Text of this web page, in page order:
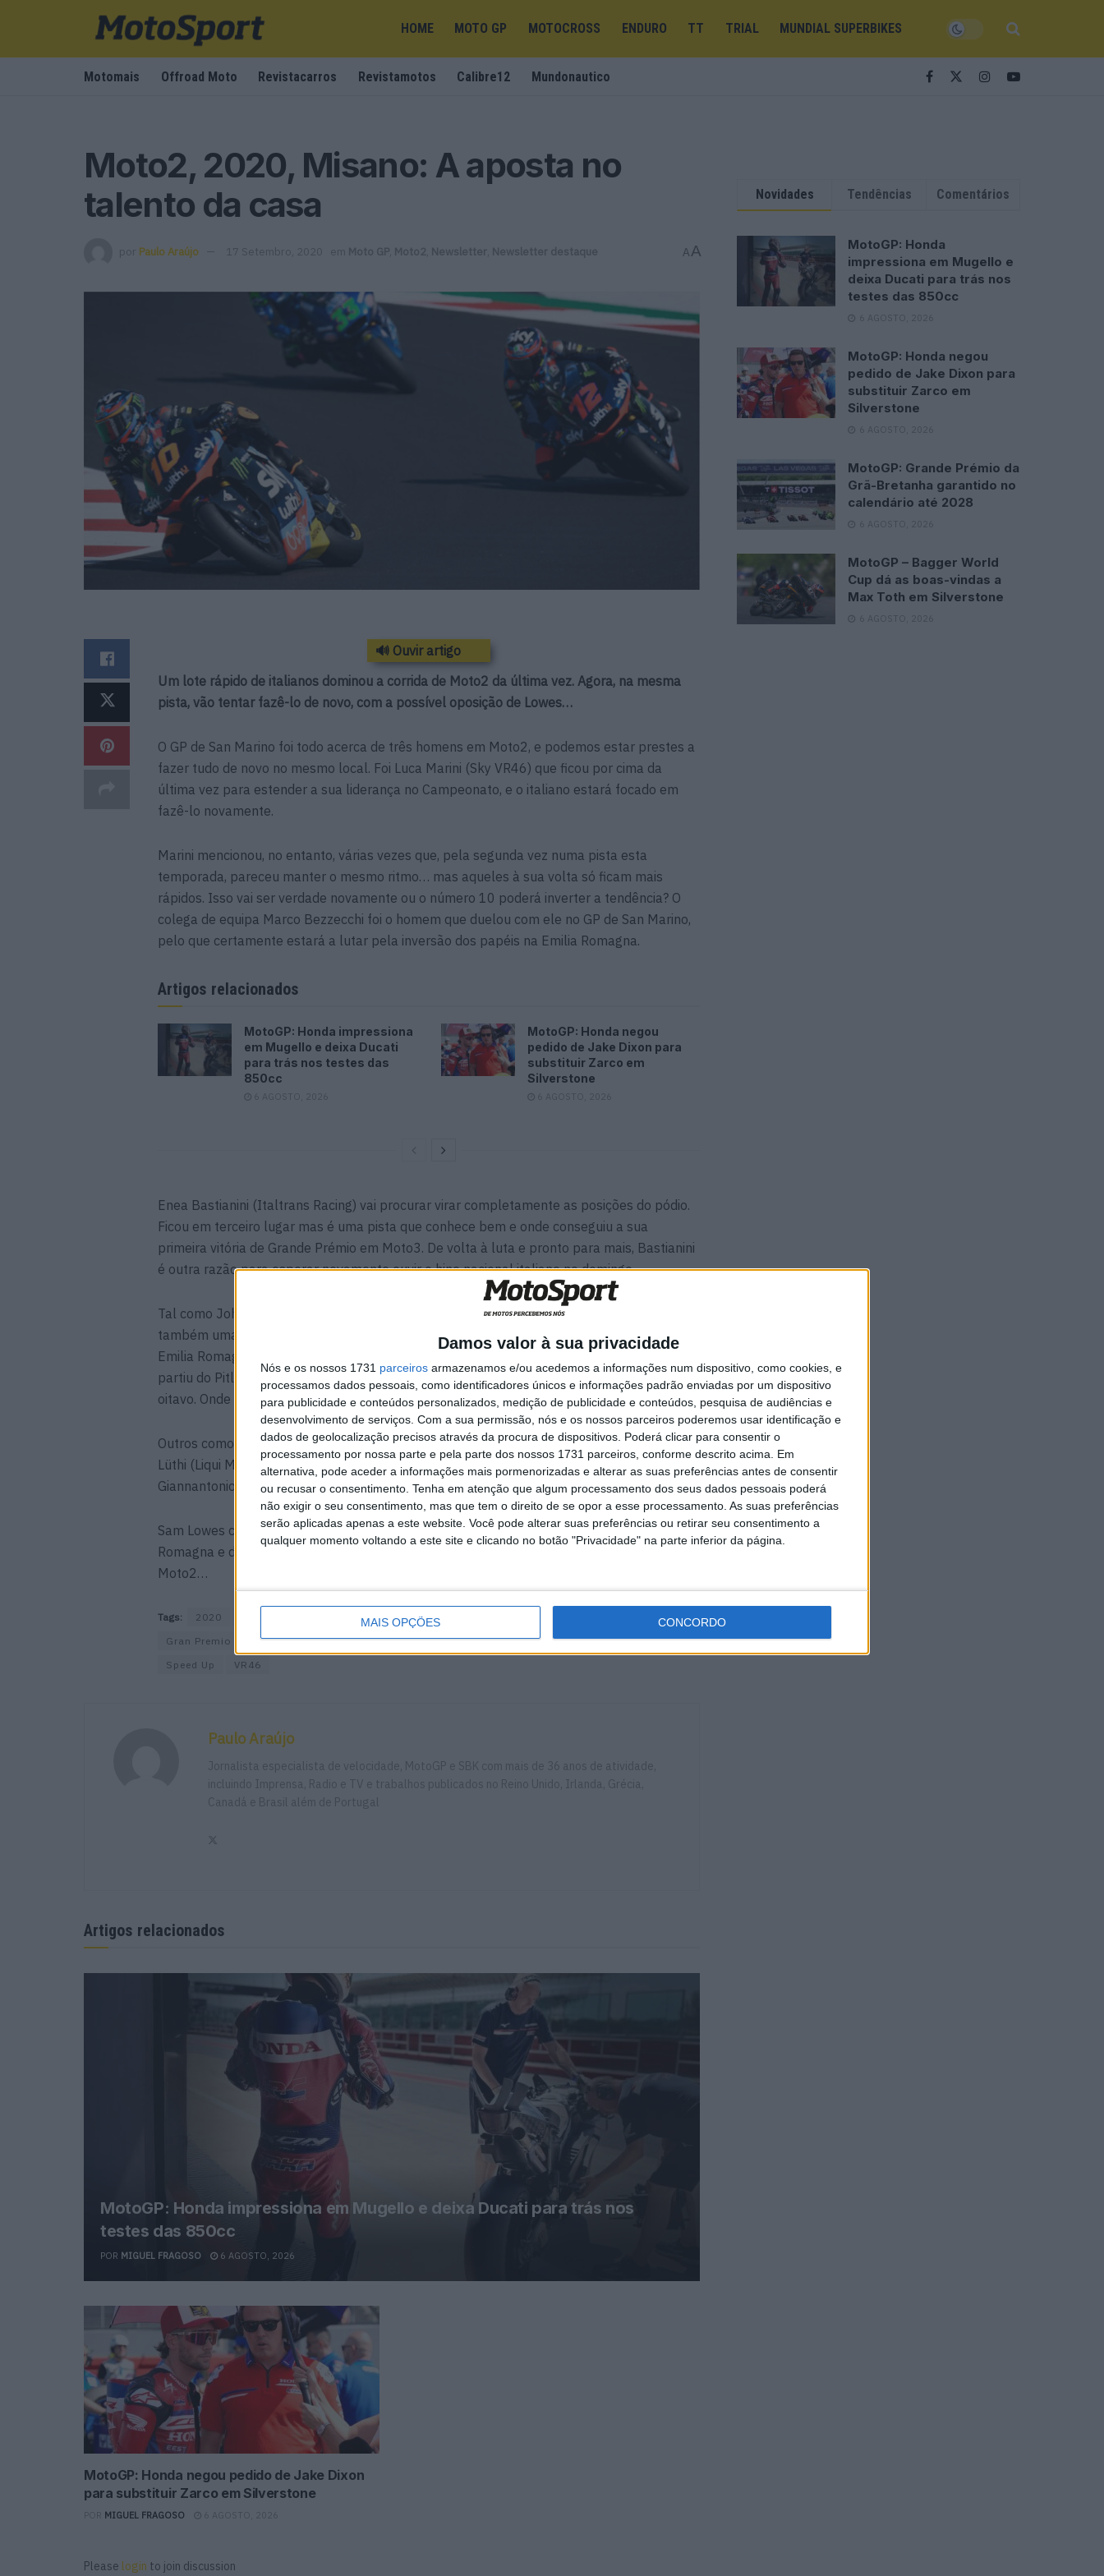
Damos valor à sua privacidade
Nós e os nossos 1731 parceiros armazenamos e/ou acedemos a informações num dispositivo, como cookies, e
processamos dados pessoais, como identificadores únicos e informações padrão enviadas por um dispositivo
para publicidade e conteúdos personalizados, medição de publicidade e conteúdos, pesquisa de audiências e
desenvolvimento de serviços. Com a sua permissão, nós e os nossos parceiros poderemos usar identificação e
dados de geolocalização precisos através da procura de dispositivos. Poderá clicar para consentir o
processamento por nossa parte e pela parte dos nossos 1731 parceiros, conforme descrito acima. Em
alternativa, pode aceder a informações mais pormenorizadas e alterar as suas preferências antes de consentir
ou recusar o consentimento. Tenha em atenção que algum processamento dos seus dados pessoais poderá
não exigir o seu consentimento, mas que tem o direito de se opor a esse processamento. As suas preferências
serão aplicadas apenas a este website. Você pode alterar suas preferências ou retirar seu consentimento a
qualquer momento voltando a este site e clicando no botão "Privacidade" na parte inferior da página.
MAIS OPÇÕES CONCORDO
HOME MOTO GP MOTOCROSS ENDURO TT TRIAL MUNDIAL SUPERBIKES
Motomais Offroad Moto Revistacarros Revistamotos Calibre12 Mundonautico
Moto2, 2020, Misano: A aposta no
talento da casa
por Paulo Araújo 17 Setembro, 2020 em Moto GP Moto2 Newsletter Newsletter destaque AA
🔊 Ouvir artigo
Um lote rápido de italianos dominou a corrida de Moto2 da última vez. Agora, na mesma
pista, vão tentar fazê-lo de novo, com a possível oposição de Lowes…
O GP de San Marino foi todo acerca de três homens em Moto2, e podemos estar prestes a
fazer tudo de novo no mesmo local. Foi Luca Marini (Sky VR46) que ficou por cima da
última vez para estender a sua liderança no Campeonato, e o italiano estará focado em
fazê-lo novamente.
Marini mencionou, no entanto, várias vezes que, pela segunda vez numa pista esta
temporada, pareceu manter o mesmo ritmo… mas aqueles à sua volta só ficam mais
rápidos. Isso vai ser verdade novamente ou o número 10 poderá inverter a tendência? O
colega de equipa Marco Bezzecchi foi o homem que duelou com ele no GP de San Marino,
pelo que certamente estará a lutar pela inversão dos papéis na Emilia Romagna.
Artigos relacionados
MotoGP: Honda impressiona
em Mugello e deixa Ducati
para trás nos testes das
850cc
6 AGOSTO, 2026
MotoGP: Honda negou
pedido de Jake Dixon para
substituir Zarco em
Silverstone
6 AGOSTO, 2026
Enea Bastianini (Italtrans Racing) vai procurar virar completamente as posições do pódio.
Ficou em terceiro lugar mas é uma pista que conhece bem e onde conseguiu a sua
primeira vitória de Grande Prémio em Moto3. De volta à luta e pronto para mais, Bastianini
é outra razão para esperar novamente ouvir o hino nacional italiano no domingo…
Tal como John McPhee (Petronas) arruinou a corrida italiana com a sua vitória em Moto3,
também uma ameaça britânica poderia fazer o mesmo na corrida de Moto2 no GP da
Emilia Romagna. Sam Lowes (EG 0,0 Marc VDS) fez a pole para o GP de San Marino, mas
partiu do Pitlane devido a uma penalidade anterior… e ainda conseguiu cortar a meta em
oitavo. Onde é que esse ritmo o teria levado saído da primeira fila?
Outros como Xavi Vierge (Petronas Sprinta), Augusto Fernández (EG 0,0 Marc VDS), Tom
Lüthi (Liqui Moly Intact GP), o seu colega de equipa Marcel Schrötter ou Fabio Di
Giannantonio (Speed Up Beta Tools) esperam dar um passo em frente e entrar na luta…
Sam Lowes contra a Itália pode muito bem ser a história no Gran Premio dell’Emilia
Romagna e della Riviera di Rimini, mas como sempre muita coisa pode acontecer em
Moto2…
Tags: 2020 Bastianini
Bezzecchi
Gran Premio Tissot dell'Emilia Romagna e della Riviera di Rimini
Kalex Marini
Moto2
Speed Up
VR46
Paulo Araújo
Jornalista especialista de velocidade, MotoGP e SBK com mais de 36 anos de atividade,
incluindo Imprensa, Radio e TV e trabalhos publicados no Reino Unido, Irlanda, Grécia,
Canadá e Brasil além de Portugal
Artigos relacionados
MotoGP: Honda impressiona em Mugello e deixa Ducati para trás nos
testes das 850cc
POR MIGUEL FRAGOSO 6 AGOSTO, 2026
MotoGP: Honda negou pedido de Jake Dixon
para substituir Zarco em Silverstone
MIGUEL FRAGOSO 6 AGOSTO, 2026
Please login to join discussion
Novidades Tendências Comentários
MotoGP: Honda
impressiona em Mugello e
deixa Ducati para trás nos
testes das 850cc
6 AGOSTO, 2026
MotoGP: Honda negou
pedido de Jake Dixon para
substituir Zarco em
Silverstone
6 AGOSTO, 2026
MotoGP: Grande Prémio da
Grã-Bretanha garantido no
calendário até 2028
6 AGOSTO, 2026
MotoGP – Bagger World
Cup dá as boas-vindas a
Max Toth em Silverstone
6 AGOSTO, 2026